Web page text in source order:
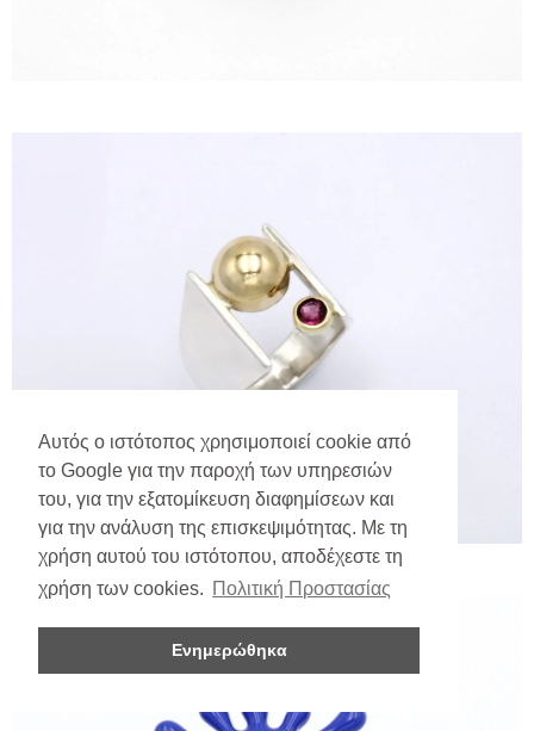
Αυτός ο ιστότοπος χρησιμοποιεί cookie από
το Google για την παροχή των υπηρεσιών
του, για την εξατομίκευση διαφημίσεων και
για την ανάλυση της επισκεψιμότητας. Με τη
χρήση αυτού του ιστότοπου, αποδέχεστε τη
χρήση των cookies. Πολιτική Προστασίας
Ενημερώθηκα